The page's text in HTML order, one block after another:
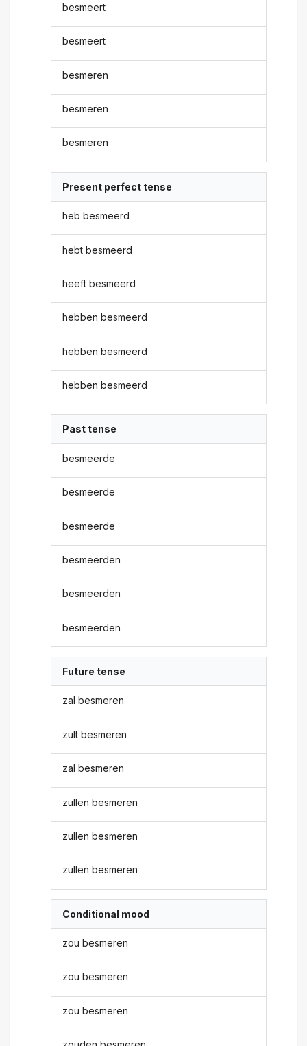
besmeert
besmeert
besmeren
besmeren
besmeren
Present perfect tense
heb besmeerd
hebt besmeerd
heeft besmeerd
hebben besmeerd
hebben besmeerd
hebben besmeerd
Past tense
besmeerde
besmeerde
besmeerde
besmeerden
besmeerden
besmeerden
Future tense
zal besmeren
zult besmeren
zal besmeren
zullen besmeren
zullen besmeren
zullen besmeren
Conditional mood
zou besmeren
zou besmeren
zou besmeren